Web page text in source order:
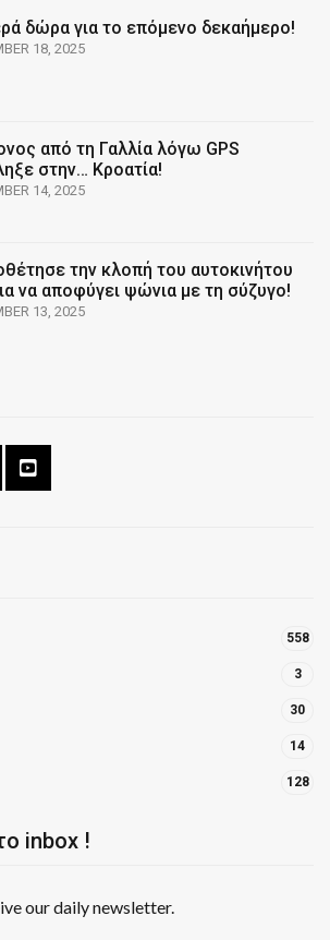
δώρα για το επόμενο δεκαήμερο!
18, 2025
από τη Γαλλία λόγω GPS
στην… Κροατία!
14, 2025
την κλοπή του αυτοκινήτου
να αποφύγει ψώνια με τη σύζυγο!
13, 2025
558
3
30
14
128
inbox !
our daily newsletter.